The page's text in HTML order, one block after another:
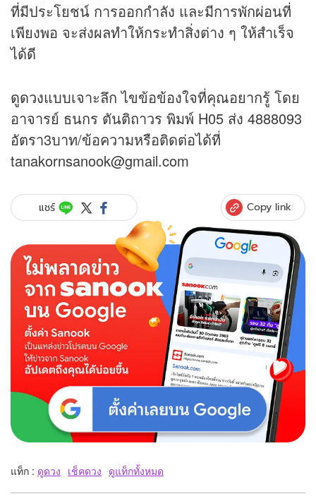
ที่มีประโยชน์ การออกกำลัง และมีการพักผ่อนที่
เพียงพอ จะส่งผลทำให้กระทำสิ่งต่าง ๆ ให้สำเร็จ
ได้ดี
ดูดวงแบบเจาะลึก ไขข้อข้องใจที่คุณอยากรู้ โดย
อาจารย์ ธนกร ตันติถาวร พิมพ์ H05 ส่ง 4888093
อัตรา3บาท/ข้อความหรือติดต่อได้ที่
tanakornsanook@gmail.com
แชร์ Copy link
แท็ก : ดูดวง เช็คดวง ดูแท็กทั้งหมด